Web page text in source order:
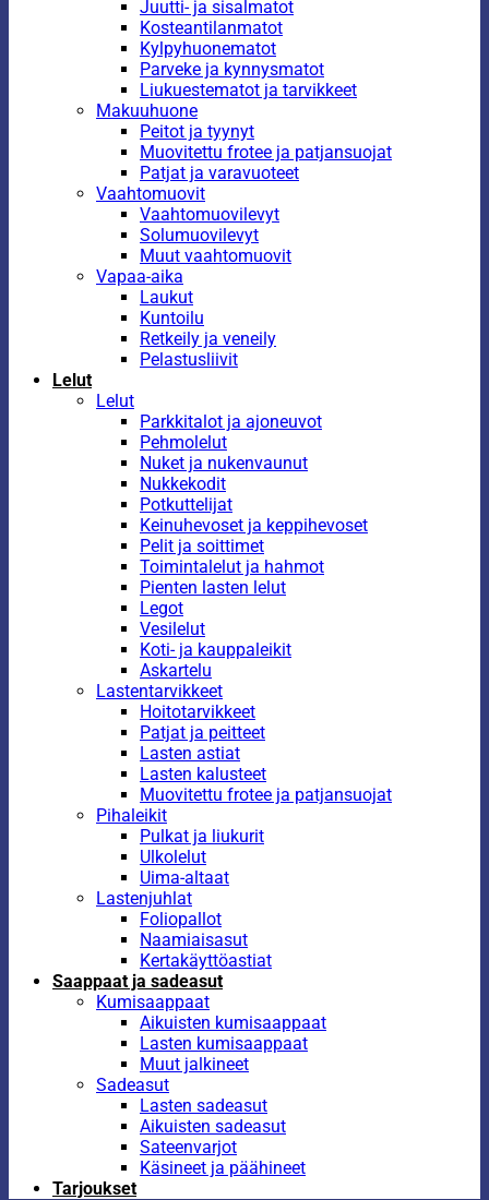
Juutti- ja sisalmatot
Kosteantilanmatot
Kylpyhuonematot
Parveke ja kynnysmatot
Liukuestematot ja tarvikkeet
Makuuhuone
Peitot ja tyynyt
Muovitettu frotee ja patjansuojat
Patjat ja varavuoteet
Vaahtomuovit
Vaahtomuovilevyt
Solumuovilevyt
Muut vaahtomuovit
Vapaa-aika
Laukut
Kuntoilu
Retkeily ja veneily
Pelastusliivit
Lelut
Lelut
Parkkitalot ja ajoneuvot
Pehmolelut
Nuket ja nukenvaunut
Nukkekodit
Potkuttelijat
Keinuhevoset ja keppihevoset
Pelit ja soittimet
Toimintalelut ja hahmot
Pienten lasten lelut
Legot
Vesilelut
Koti- ja kauppaleikit
Askartelu
Lastentarvikkeet
Hoitotarvikkeet
Patjat ja peitteet
Lasten astiat
Lasten kalusteet
Muovitettu frotee ja patjansuojat
Pihaleikit
Pulkat ja liukurit
Ulkolelut
Uima-altaat
Lastenjuhlat
Foliopallot
Naamiaisasut
Kertakäyttöastiat
Saappaat ja sadeasut
Kumisaappaat
Aikuisten kumisaappaat
Lasten kumisaappaat
Muut jalkineet
Sadeasut
Lasten sadeasut
Aikuisten sadeasut
Sateenvarjot
Käsineet ja päähineet
Tarjoukset